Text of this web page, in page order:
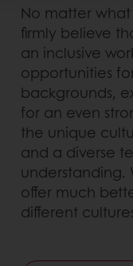
No matter
firmly believe
an inclusive
opportunities
backgrounds,
for an even
the unique
and a diverse
understanding.
offer much
different